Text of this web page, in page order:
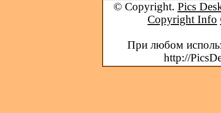
© Copyright. Pics
Copyright Info
При любом
http://